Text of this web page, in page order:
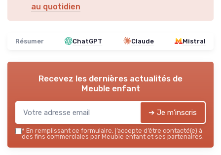
au quotidien
Résumer ChatGPT Claude Mistral
Recevez les dernières actualités de
Meuble enfant
➔ Je m'inscris
* En remplissant ce formulaire, j’accepte d’être contacté(e) à
des fins commerciales par Meuble enfant et ses partenaires.